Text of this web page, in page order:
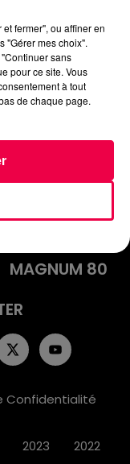
MAGNUM 80
Confidentialité
2023 2022
fermer", ou affiner en
"Gérer mes choix".
sans
pour ce site. Vous
à tout
de chaque page.